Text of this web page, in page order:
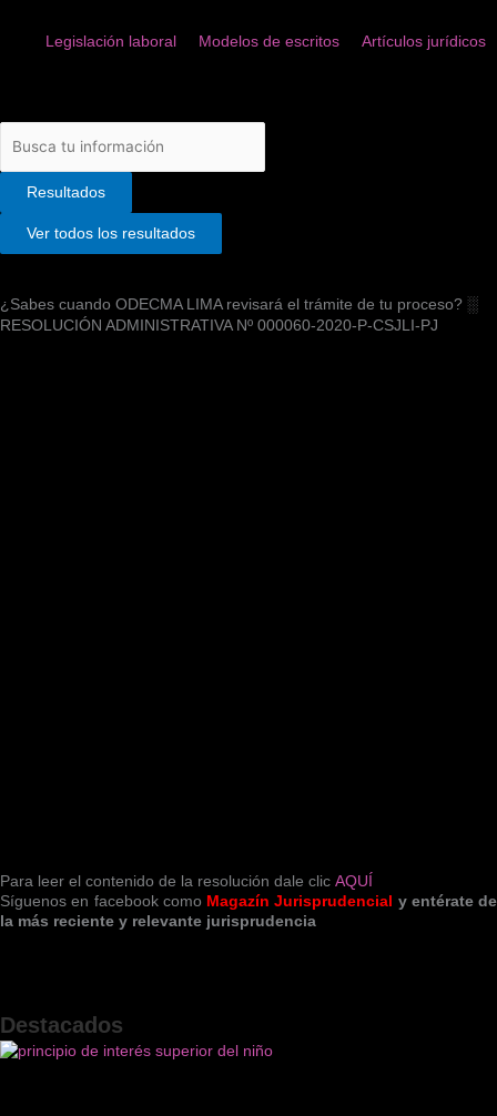
Legislación laboral Modelos de escritos Artículos jurídicos
Resultados
Ver todos los resultados
¿Sabes cuando ODECMA LIMA revisará el trámite de tu proceso? ░
RESOLUCIÓN ADMINISTRATIVA Nº 000060-2020-P-CSJLI-PJ
Para leer el contenido de la resolución dale clic AQUÍ
Síguenos en facebook como Magazín Jurisprudencial y entérate de
la más reciente y relevante jurisprudencia
Destacados